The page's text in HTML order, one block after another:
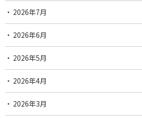
2026年7月
2026年6月
2026年5月
2026年4月
2026年3月